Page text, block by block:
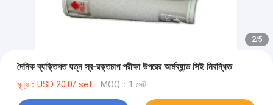
2/5
দৈনিক ব্যক্তিগত যত্ন স্ব-রক্তচাপ পরীক্ষা উপরের আর্মব্যান্ড সিই নিবন্ধিত
মূল্য：USD 20.0/ set MOQ：1 সেট